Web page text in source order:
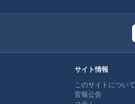
サイト情報
このサイトについて
官報公告